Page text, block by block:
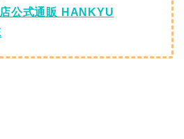
公式通販 HANKYU